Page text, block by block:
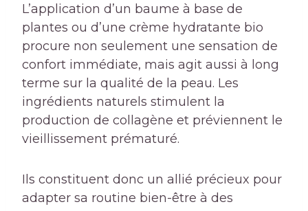
L’application d’un baume à base de
plantes ou d’une crème hydratante bio
procure non seulement une sensation de
confort immédiate, mais agit aussi à long
terme sur la qualité de la peau. Les
ingrédients naturels stimulent la
production de collagène et préviennent le
vieillissement prématuré.
Ils constituent donc un allié précieux pour
adapter sa routine bien-être à des